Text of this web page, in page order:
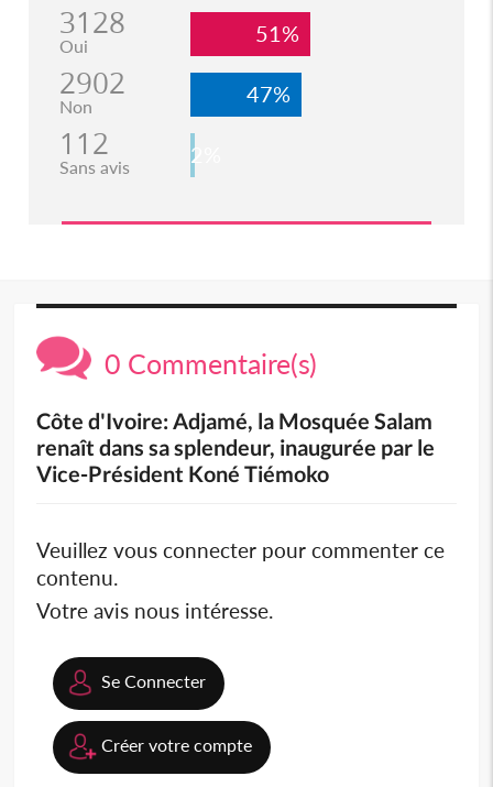
3128
Oui 51%
2902
Non 47%
112
Sans avis 2%
0 Commentaire(s)
Côte d'Ivoire: Adjamé, la Mosquée Salam
renaît dans sa splendeur, inaugurée par le
Vice-Président Koné Tiémoko
Veuillez vous connecter pour commenter ce
contenu.
Votre avis nous intéresse.
Se Connecter
Créer votre compte